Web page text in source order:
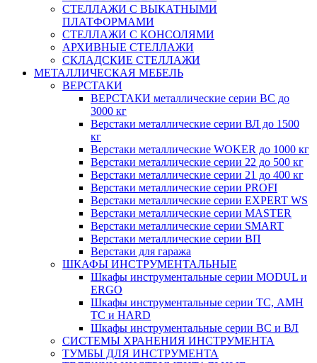
СТЕЛЛАЖИ С ВЫКАТНЫМИ
ПЛАТФОРМАМИ
СТЕЛЛАЖИ С КОНСОЛЯМИ
АРХИВНЫЕ СТЕЛЛАЖИ
СКЛАДСКИЕ СТЕЛЛАЖИ
МЕТАЛЛИЧЕСКАЯ МЕБЕЛЬ
ВЕРСТАКИ
ВЕРСТАКИ металлические серии ВС до
3000 кг
Верстаки металлические серии ВЛ до 1500
кг
Верстаки металлические WOKER до 1000 кг
Верстаки металлические серии 22 до 500 кг
Верстаки металлические серии 21 до 400 кг
Верстаки металлические серии PROFI
Верстаки металлические серии EXPERT WS
Верстаки металлические серии MASTER
Верстаки металлические серии SMART
Верстаки металлические серии ВП
Верстаки для гаража
ШКАФЫ ИНСТРУМЕНТАЛЬНЫЕ
Шкафы инструментальные серии MODUL и
ERGO
Шкафы инструментальные серии ТС, АМН
ТС и HARD
Шкафы инструментальные серии ВС и ВЛ
СИСТЕМЫ ХРАНЕНИЯ ИНСТРУМЕНТА
ТУМБЫ ДЛЯ ИНСТРУМЕНТА